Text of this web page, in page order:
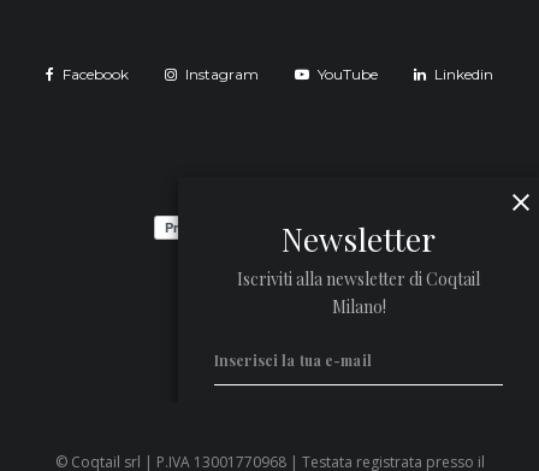
Facebook Instagram YouTube Linkedin
Newsletter
Iscriviti alla newsletter di Coqtail
Milano!
© Coqtail srl | P.IVA 13001770968 | Testata registrata presso il